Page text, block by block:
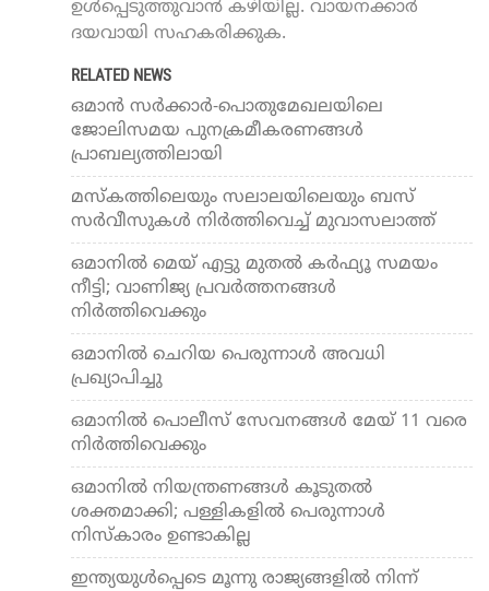
ഉൾപ്പെടുത്തുവാൻ കഴിയില്ല. വായനക്കാർ
ദയവായി സഹകരിക്കുക.
RELATED NEWS
ഒമാൻ സർക്കാർ-പൊതുമേഖലയിലെ
ജോലിസമയ പുനക്രമീകരണങ്ങൾ
പ്രാബല്യത്തിലായി
മസ്‌കത്തിലെയും സലാലയിലെയും ബസ്
സര്‍വീസുകള്‍ നിര്‍ത്തിവെച്ച് മുവാസലാത്ത്
ഒമാനില്‍ മെയ് എട്ടു മുതല്‍ കര്‍ഫ്യൂ സമയം
നീട്ടി; വാണിജ്യ പ്രവര്‍ത്തനങ്ങള്‍
നിര്‍ത്തിവെക്കും
ഒമാനില്‍ ചെറിയ പെരുന്നാള്‍ അവധി
പ്രഖ്യാപിച്ചു
ഒമാനില്‍ പൊലീസ് സേവനങ്ങള്‍ മേയ് 11 വരെ
നിര്‍ത്തിവെക്കും
ഒമാനില്‍ നിയന്ത്രണങ്ങള്‍ കൂടുതല്‍
ശക്തമാക്കി; പള്ളികളില്‍ പെരുന്നാള്‍
നിസ്‌കാരം ഉണ്ടാകില്ല
ഇന്ത്യയുള്‍പ്പെടെ മൂന്നു രാജ്യങ്ങളില്‍ നിന്ന്